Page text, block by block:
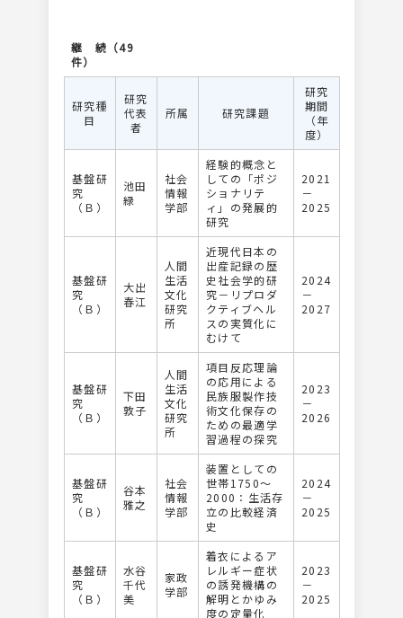
継 続（49
件）
研究種
目
研究
代表
者
所属 研究課題
研究
期間
（年
度）
基盤研
究
（Ｂ）
池田
緑
社会
情報
学部
経験的概念と
しての「ポジ
ショナリテ
ィ」の発展的
研究
2021
－
2025
基盤研
究
（Ｂ）
大出
春江
人間
生活
文化
研究
所
近現代日本の
出産記録の歴
史社会学的研
究－リプロダ
クティブヘル
スの実質化に
むけて
2024
－
2027
基盤研
究
（Ｂ）
下田
敦子
人間
生活
文化
研究
所
項⽬反応理論
の応⽤による
⺠族服製作技
術⽂化保存の
ための最適学
習過程の探究
2023
－
2026
基盤研
究
（Ｂ）
谷本
雅之
社会
情報
学部
装置としての
世帯1750～
2000：生活存
立の比較経済
史
2024
－
2025
基盤研
究
（Ｂ）
水谷
千代
美
家政
学部
着⾐によるア
レルギー症状
の誘発機構の
解明とかゆみ
度の定量化
2023
－
2025